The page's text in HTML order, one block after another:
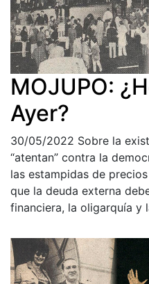
MOJUPO:
Ayer?
30/05/2022 Sobre la
“atentan” contra la
las estampidas de
que la deuda externa
financiera, la oligarquía y